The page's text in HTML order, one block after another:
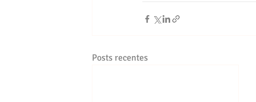
Posts recentes